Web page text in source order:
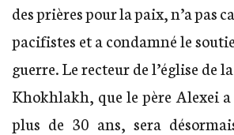
des prières pour la paix, n’a pas
pacifistes et a condamné le
guerre. Le recteur de l’église de
Khokhlakh, que le père Alexei
plus de 30 ans, sera